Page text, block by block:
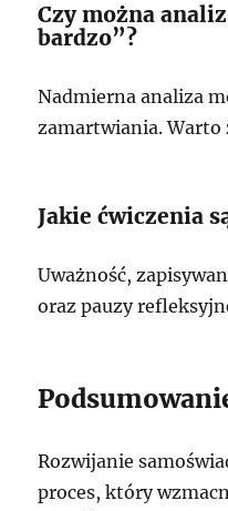
Czy można
bardzo”?
Nadmierna analiza
zamartwiania. Warto
Jakie ćwiczenia
Uważność,
oraz pauzy
Rozwijanie
proces, który